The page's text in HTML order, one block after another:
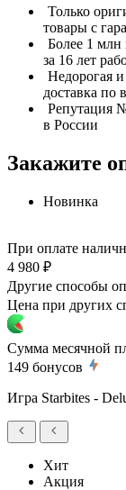
Только
товары с
Более 1 млн
за 16 лет
Недорогая
доставка по
Репутация
в России
Закажите
Новинка
При оплате
4 980 ₽
Другие способы
Цена при других
Сумма месячной
149 бонусов
Игра Starbites -
Хит
Акция